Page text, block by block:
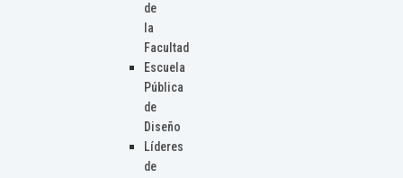
de
la
Facultad
Escuela
Pública
de
Diseño
Líderes
de